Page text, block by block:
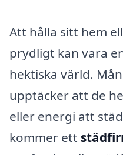
Att hålla sitt hem
prydligt kan vara
hektiska värld.
upptäcker att de
eller energi att
kommer ett